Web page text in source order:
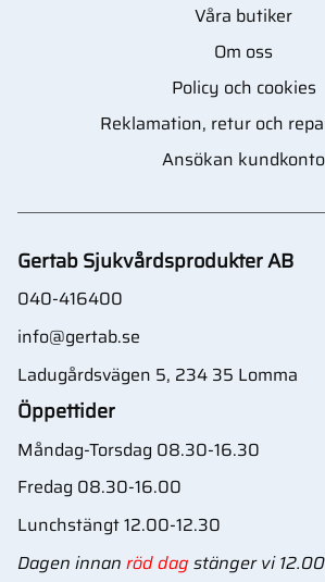
Våra butiker
Om oss
Policy och cookies
Reklamation, retur och
Ansökan kundkonto
Gertab Sjukvårdsprodukter AB
040-416400
info@gertab.se
Ladugårdsvägen 5, 234 35 Lomma
Öppettider
Måndag-Torsdag 08.30-16.30
Fredag 08.30-16.00
Lunchstängt 12.00-12.30
Dagen innan röd dag stänger vi 12.00